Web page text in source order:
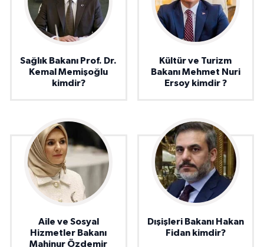
Sağlık Bakanı Prof. Dr.
Kemal Memişoğlu
kimdir?
Kültür ve Turizm
Bakanı Mehmet Nuri
Ersoy kimdir ?
Aile ve Sosyal
Hizmetler Bakanı
Mahinur Özdemir
Dışişleri Bakanı Hakan
Fidan kimdir?